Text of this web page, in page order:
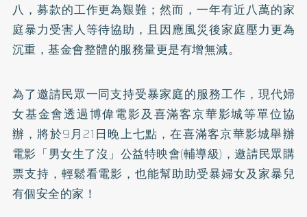
八，募款的工作更為艱難；然而，一年有近八萬的家
庭暴力受害人等待協助，且因應風災後家庭壓力更為
沉重，基金會整體的服務量更是有增無減。
為了邀請民眾一同支持受暴家庭的服務工作，現代婦
女基金會透過博偉電影及喜滿客京華影城等單位協
辦，將於9月21日晚上七點，在喜滿客京華影城舉辦
電影「男女生了沒」公益特映會(輔導級)，邀請民眾購
票支持，輕鬆看電影，也能幫助助受暴婦女及家暴兒
有個安全的家！